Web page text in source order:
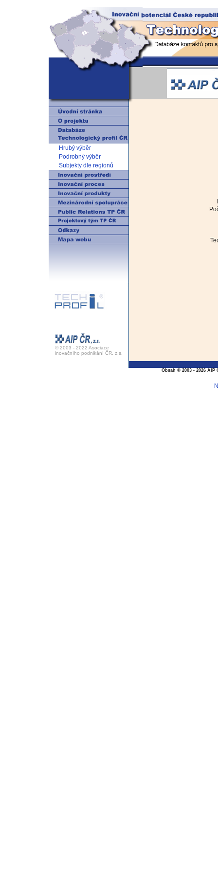
Hrubý výběr
Podrobný výběr
Subjekty dle regionů
© 2003 - 2022 Asociace
inovačního podnikání ČR, z.s.
Obsah © 2003 - 2026